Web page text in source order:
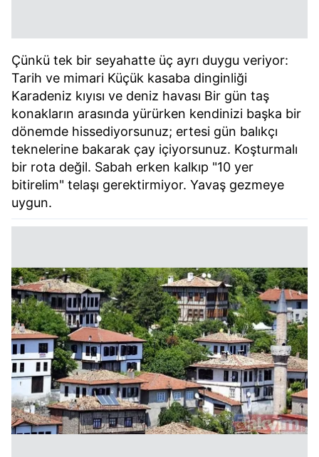
Çünkü tek bir seyahatte üç ayrı duygu veriyor:
Tarih ve mimari Küçük kasaba dinginliği
Karadeniz kıyısı ve deniz havası Bir gün taş
konakların arasında yürürken kendinizi başka bir
dönemde hissediyorsunuz; ertesi gün balıkçı
teknelerine bakarak çay içiyorsunuz. Koşturmalı
bir rota değil. Sabah erken kalkıp "10 yer
bitirelim" telaşı gerektirmiyor. Yavaş gezmeye
uygun.